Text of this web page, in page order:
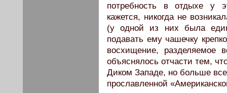
потребность в отдыхе у
кажется, никогда не
(у одной из них была
подавать ему чашечку
восхищение,
объяснялось отчасти тем,
Диком Западе, но больше
прославленной